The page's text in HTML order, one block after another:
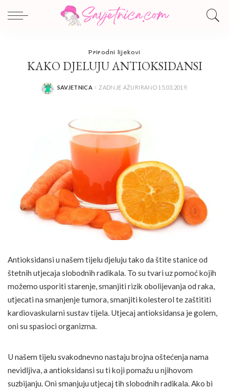
Prirodni lijekovi
KAKO DJELUJU ANTIOKSIDANSI
POSTED
SAVJETNICA ZADNJE AŽURIRANO 15.03.2019.
Antioksidansi u našem tijelu djeluju tako da štite stanice od
štetnih utjecaja slobodnih radikala. To su tvari uz pomoć kojih
možemo usporiti starenje, smanjiti rizik obolijevanja od raka,
utjecati na smanjenje tumora, smanjiti kolesterol te zaštititi
kardiovaskularni sustav tijela. Utjecaj antioksidansa je golem,
oni su spasioci organizma.
U našem tijelu svakodnevno nastaju brojna oštećenja nama
nevidljiva, a antioksidansi su ti koji pomažu u njihovom
suzbijanju. Oni smanjuju utjecaj tih slobodnih radikala. Ako bi